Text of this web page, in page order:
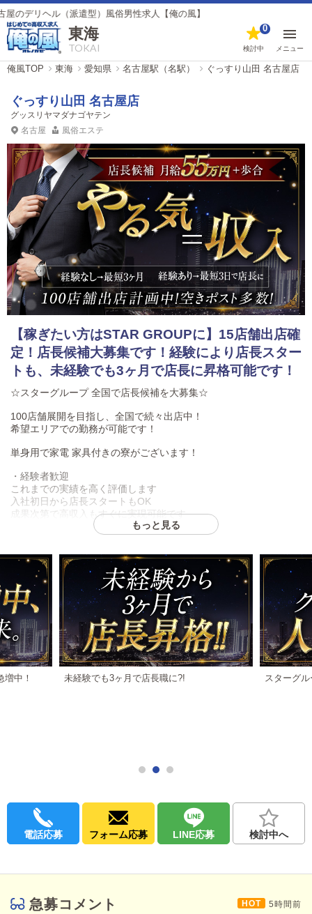
派遣型）風俗男性求人【俺の風】
東海
TOKAI 検討中
0
メニュー
俺風TOP 東海 愛知県 名古屋駅（名駅） ぐっすり山田 名古屋店
ぐっすり山田 名古屋店
グッスリヤマダナゴヤテン
名古屋
風俗エステ
【稼ぎたい方はSTAR GROUPに】15店舗出店確
定！店長候補大募集です！経験により店長スター
トも、未経験でも3ヶ月で店長に昇格可能です！
☆スターグループ 全国で店長候補を大募集☆
100店舗展開を目指し、全国で続々出店中！
希望エリアでの勤務が可能です！
単身用で家電 家具付きの寮がございます！
・経験者歓迎
これまでの実績を高く評価します
入社初日から店長スタートもOK
成果次第で高収入もすぐに実現可能です
未経験から3ヶ月で店長昇格の実績多数
店長になるためのノウハウをすべて教えます
・スターグループの魅力
全国で店舗拡大中＝ポストがどんどん空きます
頑張る人がしっかり稼げる仕組みです
欲しかった物(ブランド品・高級時計・車など)も夢じゃなく現実に
なります
・その頑張り、報われていますか？
人生の時間は有限です
【店長代理】
月給:基本給45万～55万+歩合給
売上が高い店舗の店長代理でも100万円以上
売上が高い店舗はリーダーでも50万円以上
もっと見る
中！ 未経験でも3ヶ月で店長職に?! スターグ
電話応募 フォーム応募 LINE応募 検討中へ
急募コメント 5時間前